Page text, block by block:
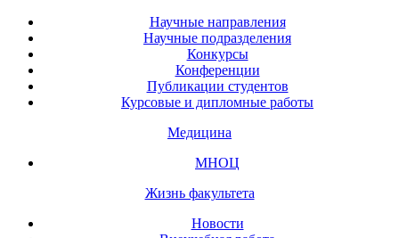
Научные направления
Научные подразделения
Конкурсы
Конференции
Публикации студентов
Курсовые и дипломные работы
Медицина
МНОЦ
Жизнь факультета
Новости